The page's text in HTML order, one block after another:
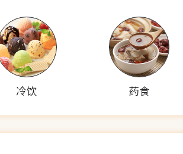
冷饮 药食